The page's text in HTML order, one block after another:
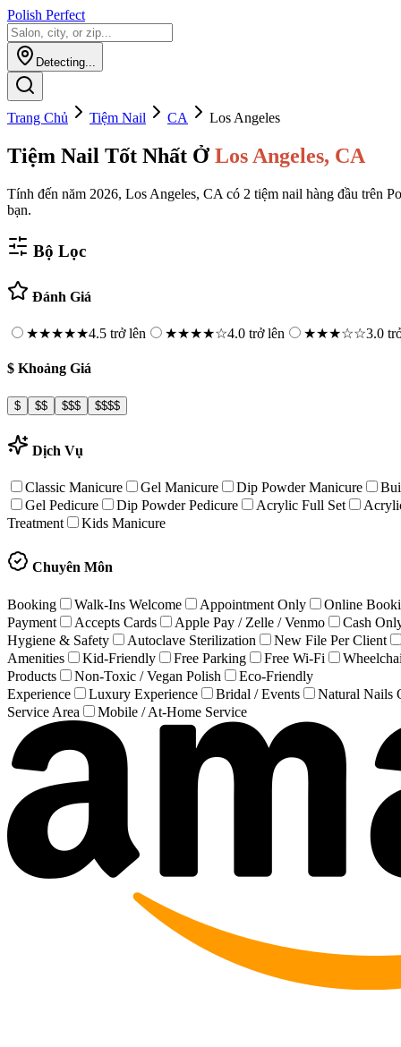
Polish Perfect
Detecting...
Trang Chủ Tiệm Nail CA Los Angeles
Tiệm Nail Tốt Nhất Ở Los Angeles, CA
Tính đến năm 2026, Los Angeles, CA có 2 tiệm nail hàng đầu trên
bạn.
Bộ Lọc
Đánh Giá
★★★★★4.5 trở lên ★★★★☆4.0 trở lên ★★★☆☆3.0
$ Khoảng Giá
$ $$ $$$ $$$$
Dịch Vụ
Classic Manicure Gel Manicure Dip Powder Manicure
Gel Pedicure
Dip Powder Pedicure Acrylic Full Set
Treatment
Kids Manicure
Chuyên Môn
Booking Walk-Ins Welcome Appointment Only
Online
Payment
Accepts Cards Apple Pay / Zelle / Venmo
Cash
Hygiene & Safety
Autoclave Sterilization New File Per Client
Amenities
Kid-Friendly Free Parking Free Wi-Fi
Products
Non-Toxic / Vegan Polish
Eco-Friendly
Experience
Luxury Experience Bridal / Events
Natural Nails
Service Area
Mobile / At-Home Service